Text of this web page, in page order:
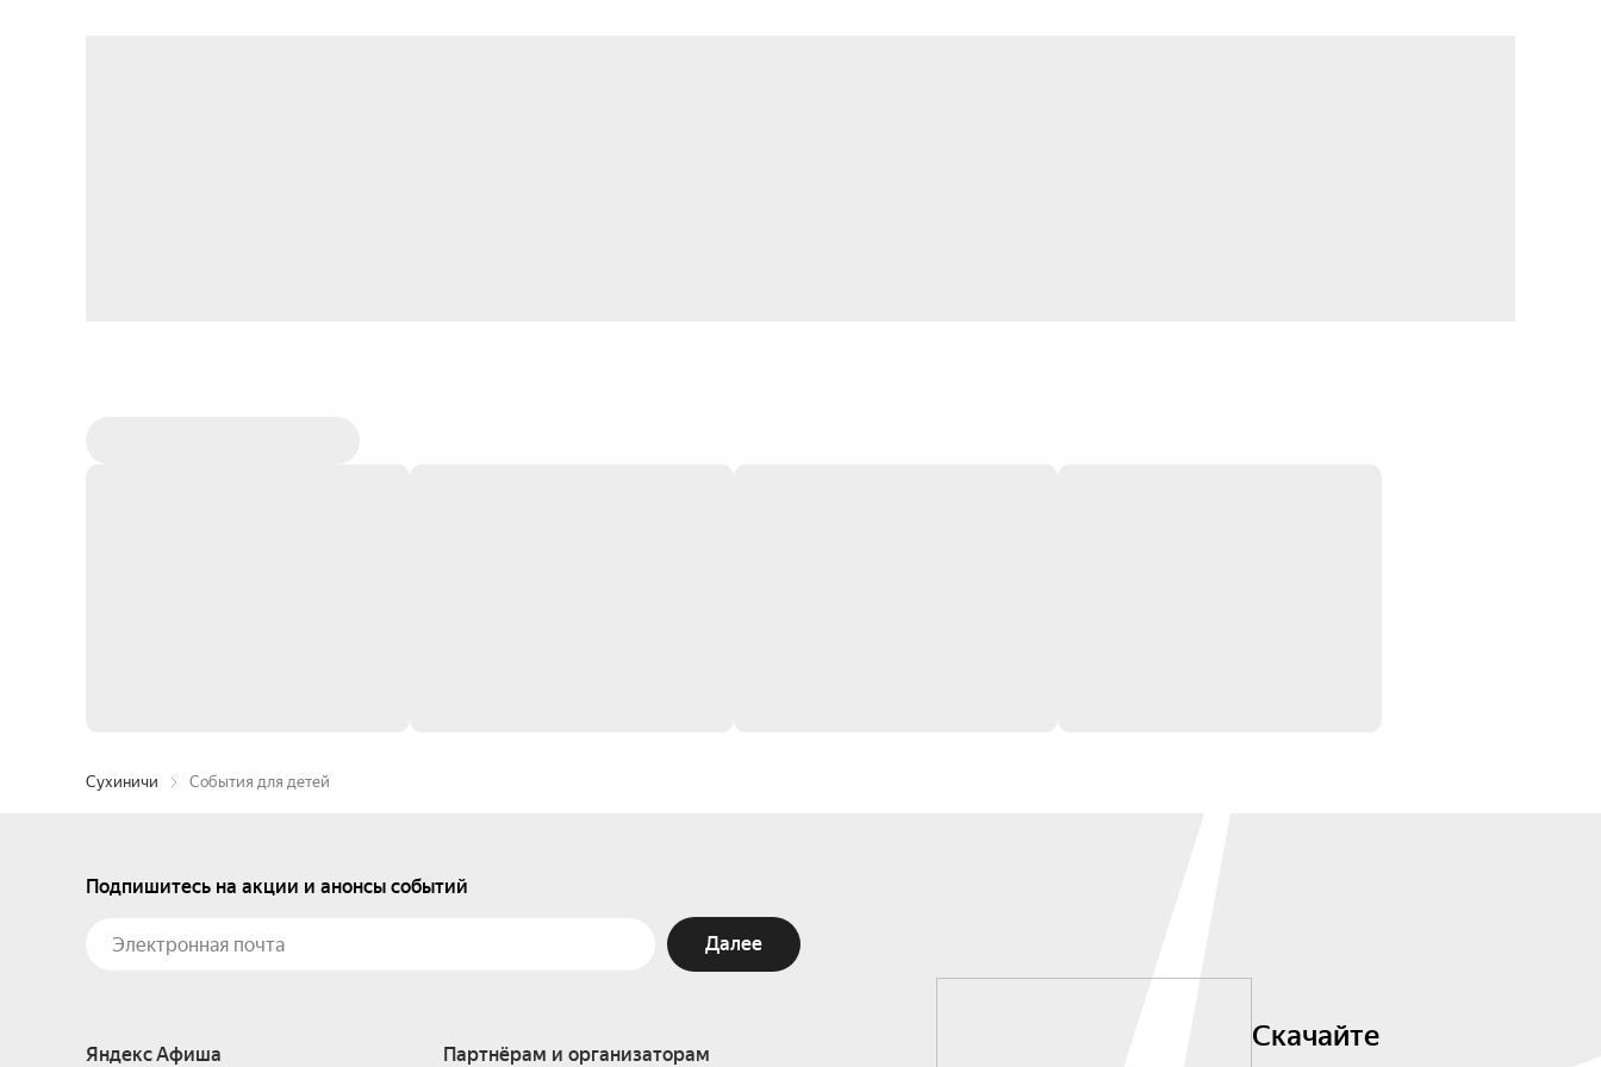
Сухиничи События для детей
Подпишитесь на акции и анонсы событий
Далее
Яндекс Афиша Партнёрам и организаторам
Скачайте